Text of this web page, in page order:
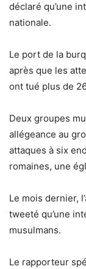
déclaré qu’une
nationale.
Le port de la
après que les
ont tué plus de
Deux groupes
allégeance au
attaques à six
romaines, une
Le mois dernier,
tweeté qu’une
musulmans.
Le rapporteur